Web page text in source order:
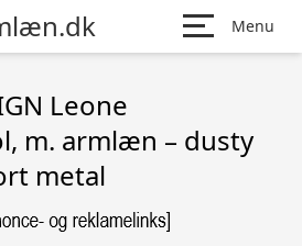
Menu
Leone
m. armlæn – dusty
metal